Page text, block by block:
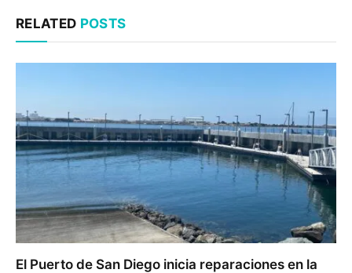
RELATED POSTS
El Puerto de San Diego inicia reparaciones en la